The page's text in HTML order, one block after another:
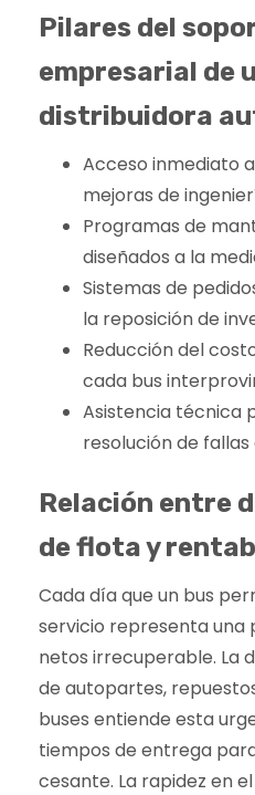
Pilares del
empresarial de
distribuidora
Acceso inmediato
mejoras de
Programas de
diseñados a la
Sistemas de
la reposición de
Reducción del
cada bus
Asistencia técnica
resolución de
Relación entre
de flota y
Cada día que un bus
servicio representa una
netos irrecuperable. La
de autopartes,
buses entiende esta
tiempos de entrega
cesante. La rapidez en